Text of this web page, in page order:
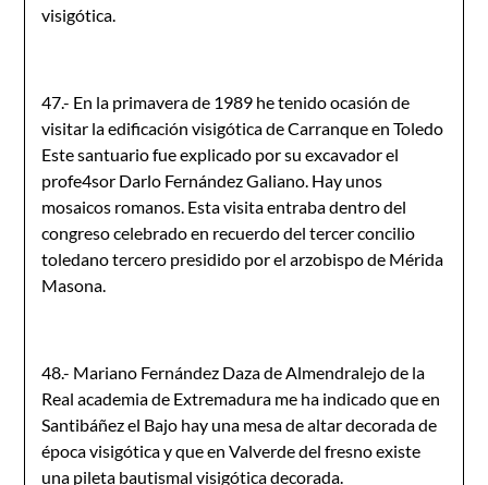
visigótica.
47.- En la primavera de 1989 he tenido ocasión de
visitar la edifica­ción visigótica de Carranque en Toledo
Este santuario fue explicado por su excavador el
profe4sor Darlo Fernández Galiano. Hay unos
mosaicos romanos. Esta visita entraba dentro del
congreso celebrado en recuerdo del tercer concilio
toledano tercero presidido por el arzobispo de Mérida
Masona.
48.- Mariano Fernández Daza de Almendralejo de la
Real academia de Extremadura me ha indicado que en
Santibáñez el Bajo hay una mesa de altar decorada de
época visigótica y que en Valverde del fresno existe
una pileta bautismal visigótica decorada.